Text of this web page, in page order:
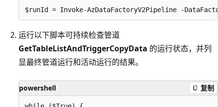
运行以下脚本可持续检查管道
GetTableListAndTriggerCopyData 的运行状态，并列
显最终管道运行和活动运行的结果。
powershell 复制